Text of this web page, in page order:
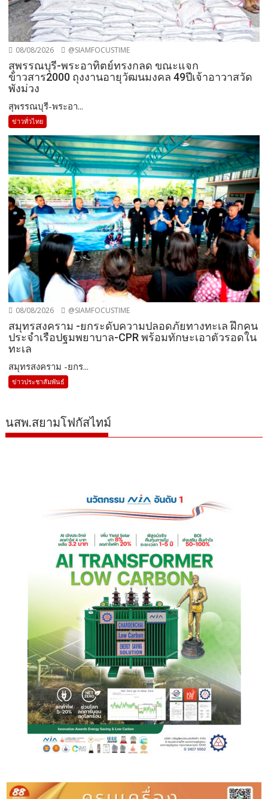
08/08/2026 @SIAMFOCUSTIME
สุพรรณบุรี-พระอาทิตย์ทรงกลด ขณะแจก
ข้าวสาร2000 ถุงงานอายุวัฒนมงคล 49ปีเจ้าอาวาสวัด
พังม่วง
สุพรรณบุรี-พระอา...
ข่าวทั่วไทย
08/08/2026 @SIAMFOCUSTIME
สมุทรสงคราม -ยกระดับความปลอดภัยทางทะเล ฝึกคน
ประจำเรือปฐมพยาบาล-CPR พร้อมทักษะเอาตัวรอดใน
ทะเล
สมุทรสงคราม -ยกร...
ข่าวประชาสัมพันธ์
นสพ.สยามโฟกัสไทม์